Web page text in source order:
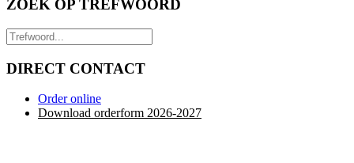
ZOEK OP TREFWOORD
DIRECT CONTACT
Order online
Download orderform 2026-2027